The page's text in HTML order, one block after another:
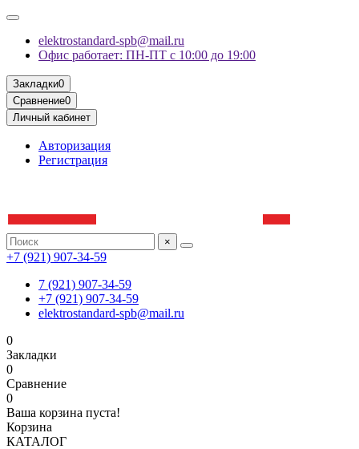
elektrostandard-spb@mail.ru
Офис работает: ПН-ПТ с 10:00 до 19:00
Закладки0
Сравнение0
Личный кабинет
Авторизация
Регистрация
×
+7 (921) 907-34-59
7 (921) 907-34-59
+7 (921) 907-34-59
elektrostandard-spb@mail.ru
0
Закладки
0
Сравнение
0
Ваша корзина пуста!
Корзина
КАТАЛОГ